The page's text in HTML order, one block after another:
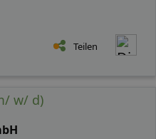
Teilen
w/ d)